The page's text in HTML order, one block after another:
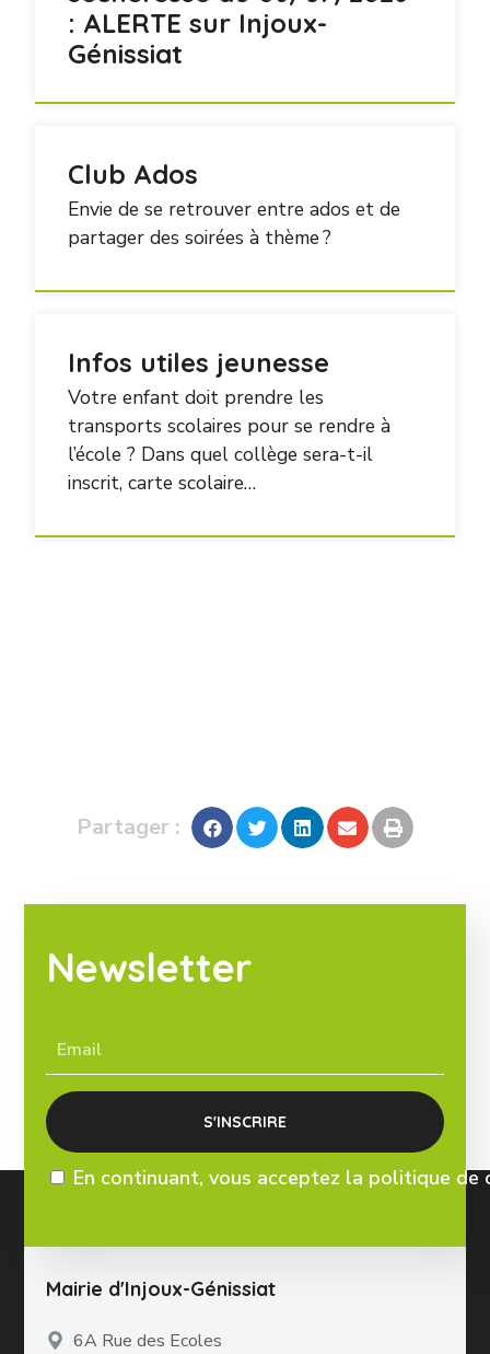
: ALERTE sur Injoux-
Génissiat
Club Ados
Envie de se retrouver entre ados et de
partager des soirées à thème ?
Infos utiles jeunesse
Votre enfant doit prendre les
transports scolaires pour se rendre à
l’école ? Dans quel collège sera-t-il
inscrit, carte scolaire…
Partager :
Newsletter
En continuant, vous acceptez la politique
Mairie d'Injoux-Génissiat
6A Rue des Ecoles